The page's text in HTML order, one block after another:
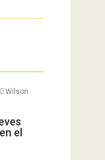
Wilson
el